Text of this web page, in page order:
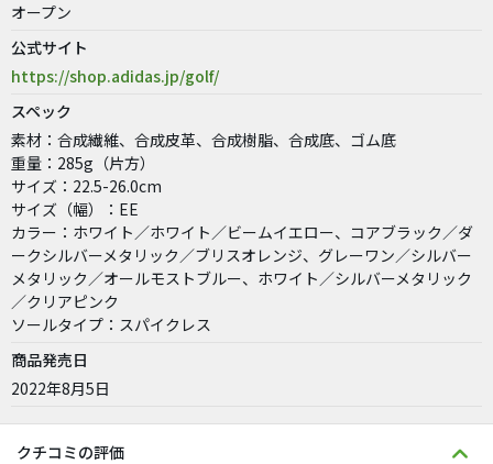
オープン
公式サイト
https://shop.adidas.jp/golf/
スペック
素材：合成繊維、合成皮革、合成樹脂、合成底、ゴム底
重量：285g（片方）
サイズ：22.5-26.0cm
サイズ（幅）：EE
カラー：ホワイト／ホワイト／ビームイエロー、コアブラック／ダ
ークシルバーメタリック／ブリスオレンジ、グレーワン／シルバー
メタリック／オールモストブルー、ホワイト／シルバーメタリック
／クリアピンク
ソールタイプ：スパイクレス
商品発売日
2022年8月5日
クチコミの評価